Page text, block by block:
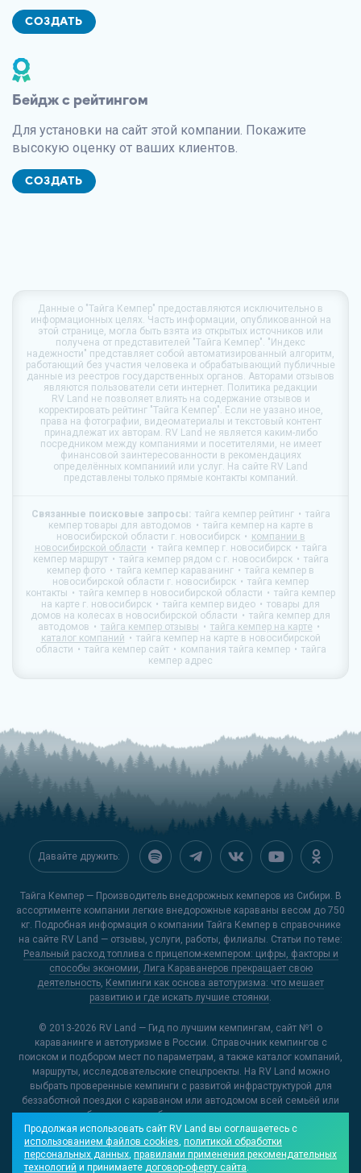
СОЗДАТЬ
Бейдж с рейтингом
Для установки на сайт этой компании. Покажите
высокую оценку от ваших клиентов.
СОЗДАТЬ
Данные о "Тайга Кемпер" предоставляются исключительно в
информационных целях. Часть информации, опубликованной на
этой странице, могла быть взята из открытых источников или
получена от представителей "Тайга Кемпер". "Индекс
надежности" представляет собой автоматизированный алгоритм,
работающий без участия человека и обрабатывающий публичные
данные из реестров государственных органов. Авторами отзывов
являются пользователи сети интернет. Политика редакции
RV Land не позволяет влиять на содержание отзывов и
корректировать рейтинг "Тайга Кемпер". Если не уазано иное,
права на фотографии, видеоматериалы и текстовый контент
принадлежат их авторам. RV Land не является каким-либо
посредником между компаниями и посетителями, не имеет
финансовой заинтересованности в рекомендациях
определённых компаниий или услуг. На сайте RV Land
представлены только прямые контакты компаний.
Связанные поисковые запросы: тайга кемпер рейтинг
тайга
кемпер товары для автодомов
тайга кемпер на карте в
новосибирской области г. новосибирск
компании в
новосибирской области
тайга кемпер г. новосибирск
тайга
кемпер маршрут
тайга кемпер рядом с г. новосибирск
тайга
кемпер фото
тайга кемпер караванинг
тайга кемпер в
новосибирской области г. новосибирск
тайга кемпер
контакты
тайга кемпер в новосибирской области
тайга кемпер
на карте г. новосибирск
тайга кемпер видео
товары для
домов на колесах в новосибирской области
тайга кемпер для
автодомов
тайга кемпер отзывы
тайга кемпер на карте
каталог компаний
тайга кемпер на карте в новосибирской
области
тайга кемпер сайт компания тайга кемпер
тайга
кемпер адрес
Давайте дружить:
Тайга Кемпер — Производитель внедорожных кемперов из Сибири. В
ассортименте компании легкие внедорожные караваны весом до 750
кг. Подробная информация о компании Тайга Кемпер в справочнике
на сайте RV Land — отзывы, услуги, работы, филиалы. Статьи по теме:
Реальный расход топлива с прицепом-кемпером: цифры, факторы и
способы экономии, Лига Караванеров прекращает свою
деятельность, Кемпинги как основа автотуризма: что мешает
развитию и где искать лучшие стоянки.
© 2013-2026 RV Land — Гид по лучшим кемпингам, сайт №1 о
караванинге и автотуризме в России. Справочник кемпингов с
поиском и подбором мест по параметрам, а также каталог компаний,
маршруты, исследовательские спецпроекты. На RV Land можно
выбрать проверенные кемпинги с развитой инфраструктурой для
беззаботной поездки с караваном или автодомом всей семьёй или
открыть для себя новые и необычные места, куда можно отправиться
на отдых.
О проекте Контакты редакции
Реклама на RV Land
Продолжая использовать сайт RV Land вы соглашаетесь с
использованием файлов cookies, политикой обработки
персональных данных, правилами применения рекомендательных
технологий и принимаете договор-оферту сайта.